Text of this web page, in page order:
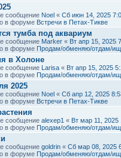
сообщение Noel « Сб июн 14, 2025
в форуме Встречи в Петах-Тикве
тумба под аквариум
сообщение Marker « Вт апр 15, 2025
в форуме Продам/обменяю/отдам/
в Холоне
сообщение Larisa « Вт апр 15, 2025
в форуме Продам/обменяю/отдам/
2025
сообщение Noel « Сб апр 12, 2025
в форуме Встречи в Петах-Тикве
сообщение alexep1 « Вт мар 11, 2025
в форуме Продам/обменяю/отдам/
сообщение goldrin « Сб мар 08, 2025
в форуме Продам/обменяю/отдам/